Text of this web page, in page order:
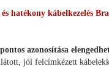
hatékony kábelkezelés
azonosítása
jól felcímkézett